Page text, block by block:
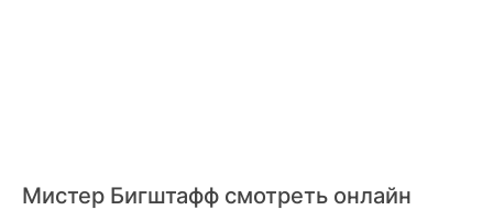
Мистер Бигштафф смотреть онлайн